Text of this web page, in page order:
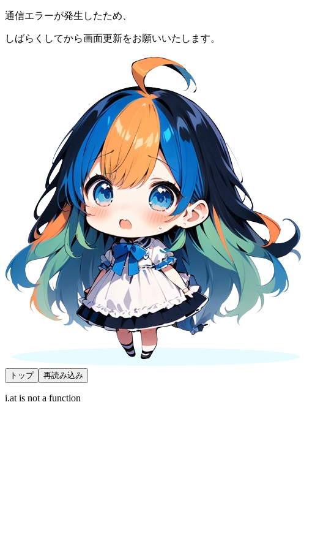
通信エラーが発生したため、
しばらくしてから画面更新をお願いいたします。
トップ 再読み込み
i.at is not a function